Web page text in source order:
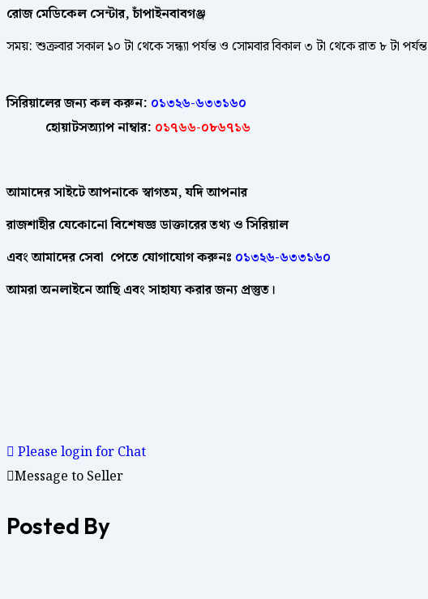
রোজ মেডিকেল সেন্টার, চাঁপাইনবাবগঞ্জ
সময়: শুক্রবার সকাল ১০ টা থেকে সন্ধ্যা পর্যন্ত ও সোমবার বিকাল ৩ টা থেকে রাত ৮ টা পর্যন্ত
সিরিয়ালের জন্য কল করুন: ০১৩২৬-৬৩৩১৬০
হোয়াটসঅ্যাপ নাম্বার: ০১৭৬৬-০৮৬৭১৬
আমাদেরসাইটেআপনাকেস্বাগতম,যদিআপনার
রাজশাহীর যেকোনো বিশেষজ্ঞডাক্তারেরতথ্য ও সিরিয়াল
এবং আমাদের সেবা পেতে যোগাযোগ করুনঃ ০১৩২৬-৬৩৩১৬০
আমরা অনলাইনেআছি এবংসাহায্যকরারজন্য প্রস্তুত।
Please login for Chat
Message to Seller
Posted By